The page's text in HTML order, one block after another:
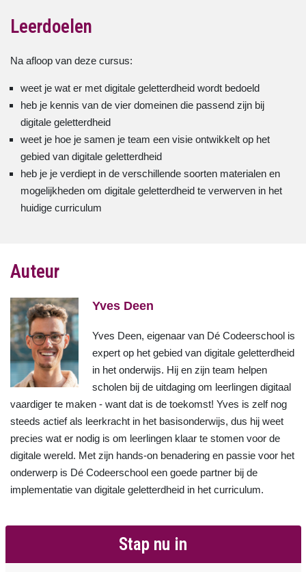
Leerdoelen
Na afloop van deze cursus:
weet je wat er met digitale geletterdheid wordt bedoeld
heb je kennis van de vier domeinen die passend zijn bij
digitale geletterdheid
weet je hoe je samen je team een visie ontwikkelt op het
gebied van digitale geletterdheid
heb je je verdiept in de verschillende soorten materialen en
mogelijkheden om digitale geletterdheid te verwerven in het
huidige curriculum
Auteur
Yves Deen
Yves Deen, eigenaar van Dé Codeerschool is
expert op het gebied van digitale geletterdheid
in het onderwijs. Hij en zijn team helpen
scholen bij de uitdaging om leerlingen digitaal
vaardiger te maken - want dat is de toekomst! Yves is zelf nog
steeds actief als leerkracht in het basisonderwijs, dus hij weet
precies wat er nodig is om leerlingen klaar te stomen voor de
digitale wereld. Met zijn hands-on benadering en passie voor het
onderwerp is Dé Codeerschool een goede partner bij de
implementatie van digitale geletterdheid in het curriculum.
Stap nu in